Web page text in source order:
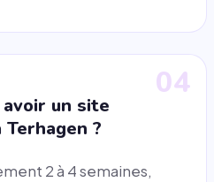
04
un site
?
2 à 4 semaines,